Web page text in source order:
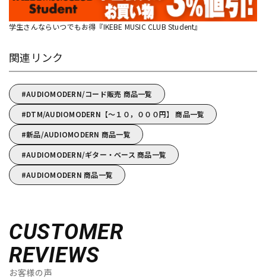
学生さんならいつでもお得『IKEBE MUSIC CLUB Student』
関連リンク
AUDIOMODERN/コード販売 商品一覧
DTM/AUDIOMODERN【～１０，０００円】 商品一覧
新品/AUDIOMODERN 商品一覧
AUDIOMODERN/ギター・ベース 商品一覧
AUDIOMODERN 商品一覧
CUSTOMER
REVIEWS
お客様の声